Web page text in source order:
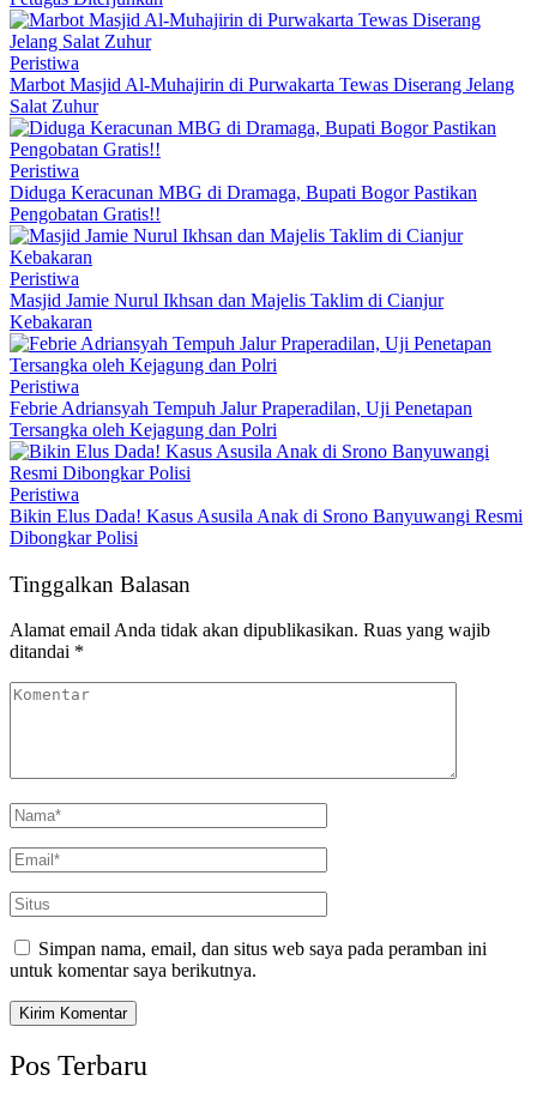
Peristiwa
Marbot Masjid Al-Muhajirin di Purwakarta Tewas Diserang Jelang
Salat Zuhur
Peristiwa
Diduga Keracunan MBG di Dramaga, Bupati Bogor Pastikan
Pengobatan Gratis!!
Peristiwa
Masjid Jamie Nurul Ikhsan dan Majelis Taklim di Cianjur
Kebakaran
Peristiwa
Febrie Adriansyah Tempuh Jalur Praperadilan, Uji Penetapan
Tersangka oleh Kejagung dan Polri
Peristiwa
Bikin Elus Dada! Kasus Asusila Anak di Srono Banyuwangi Resmi
Dibongkar Polisi
Tinggalkan Balasan
Alamat email Anda tidak akan dipublikasikan. Ruas yang wajib
ditandai *
Simpan nama, email, dan situs web saya pada peramban ini
untuk komentar saya berikutnya.
Pos Terbaru